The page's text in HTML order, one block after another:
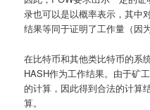
录也可以是以概率表示，其中
结果等同于证明了工作量（因
在比特币和其他类比特币的系
HASH作为工作结果。由于矿
的计算，因此得到合法的计算
算。